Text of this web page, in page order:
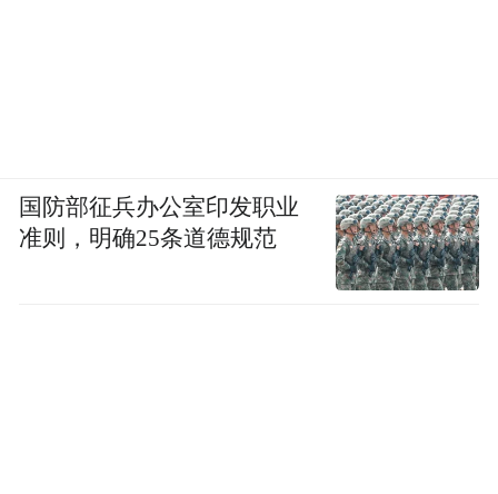
国防部征兵办公室印发职业
准则，明确25条道德规范